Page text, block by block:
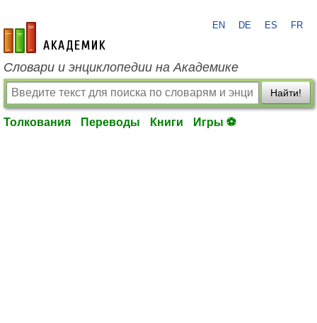
academic.ru
EN DE ES FR
Словари и энциклопедии на Академике
Найти!
Толкования Переводы Книги Игры ⚽